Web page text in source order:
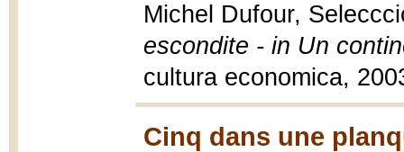
Michel Dufour,
escondite - in Un
cultura economica,
Cinq dans une